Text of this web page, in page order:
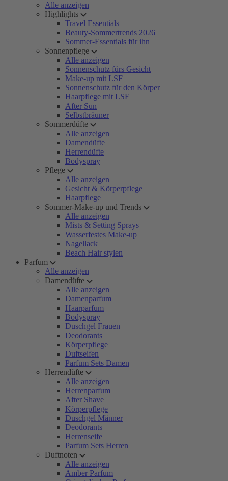
Alle anzeigen
Highlights
Travel Essentials
Beauty-Sommertrends 2026
Sommer-Essentials für ihn
Sonnenpflege
Alle anzeigen
Sonnenschutz fürs Gesicht
Make-up mit LSF
Sonnenschutz für den Körper
Haarpflege mit LSF
After Sun
Selbstbräuner
Sommerdüfte
Alle anzeigen
Damendüfte
Herrendüfte
Bodyspray
Pflege
Alle anzeigen
Gesicht & Körperpflege
Haarpflege
Sommer-Make-up und Trends
Alle anzeigen
Mists & Setting Sprays
Wasserfestes Make-up
Nagellack
Beach Hair stylen
Parfum
Alle anzeigen
Damendüfte
Alle anzeigen
Damenparfum
Haarparfum
Bodyspray
Duschgel Frauen
Deodorants
Körperpflege
Duftseifen
Parfum Sets Damen
Herrendüfte
Alle anzeigen
Herrenparfum
After Shave
Körperpflege
Duschgel Männer
Deodorants
Herrenseife
Parfum Sets Herren
Duftnoten
Alle anzeigen
Amber Parfum